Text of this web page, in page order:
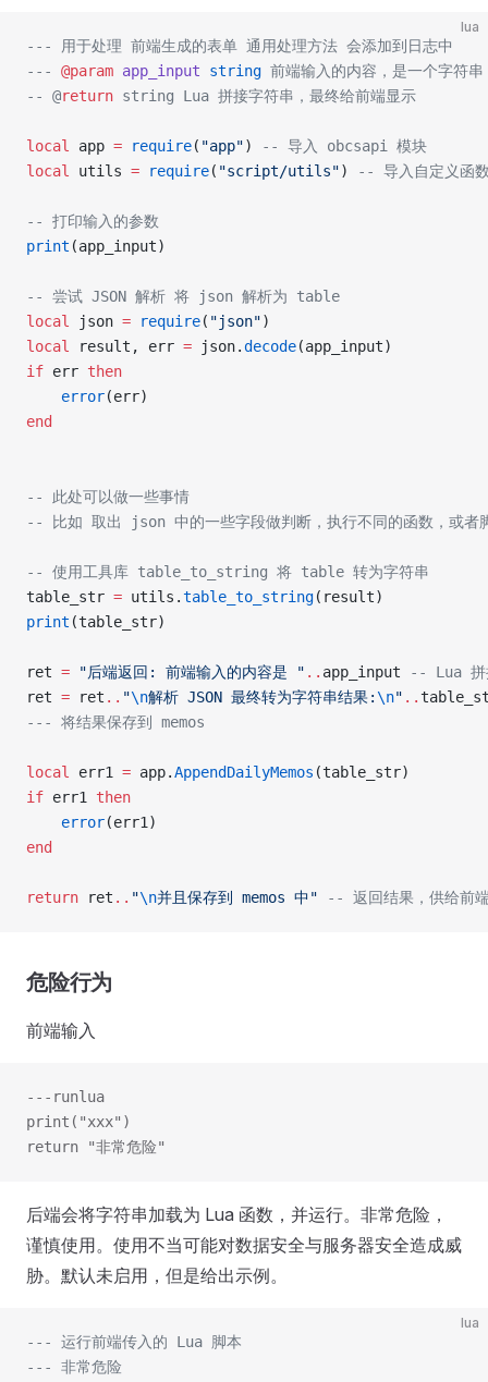
lua
--- 用于处理 前端生成的表单 通用处理方法 会添加到日志中
---
@param app_input string 前端输入的内容，是一个字符
-- @return string Lua 拼接字符串，最终给前端显示
local app = require( "app")
-- 导入 obcsapi 模块
local
utils = require( "script/utils") -- 导入自定义函
-- 打印输入的参数
print (app_input)
-- 尝试 JSON 解析 将 json 解析为 table
local
json = require( "json")
local
result, err = json.decode(app_input)
if err then
    error
(err)
end
-- 此处可以做一些事情
-- 比如 取出 json 中的一些字段做判断，执行不同的函数，或者
-- 使用工具库 table_to_string 将 table 转为字符串
table_str = utils.table_to_string(result)
print (table_str)
ret = "后端返回: 前端输入的内容是 " .. app_input
-- Lua 拼
ret = ret .. "\n解析 JSON 最终转为字符串结果:\n" ..
--- 将结果保存到 memos
local err1 = app.AppendDailyMemos (table_str)
if err1 then
    error
(err1)
end
return ret .. "\n并且保存到 memos 中" -- 返回结果，供给前
危险行为
前端输入
---runlua
print("xxx")
return "非常危险"
后端会将字符串加载为 Lua 函数，并运行。非常危险，
谨慎使用。使用不当可能对数据安全与服务器安全造成威
胁。默认未启用，但是给出示例。
lua
--- 运行前端传入的 Lua 脚本
--- 非常危险